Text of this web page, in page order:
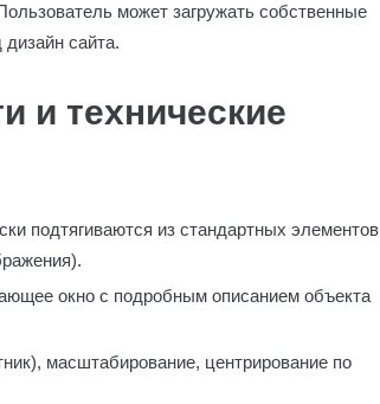
может загружать собственные
сайта.
и технические
подтягиваются из стандартных элементов
окно с подробным описанием объекта
масштабирование, центрирование по